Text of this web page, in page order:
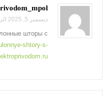
ديسمبر 5, 2025 الي 7:20 ص
шторы с
shtory-s-